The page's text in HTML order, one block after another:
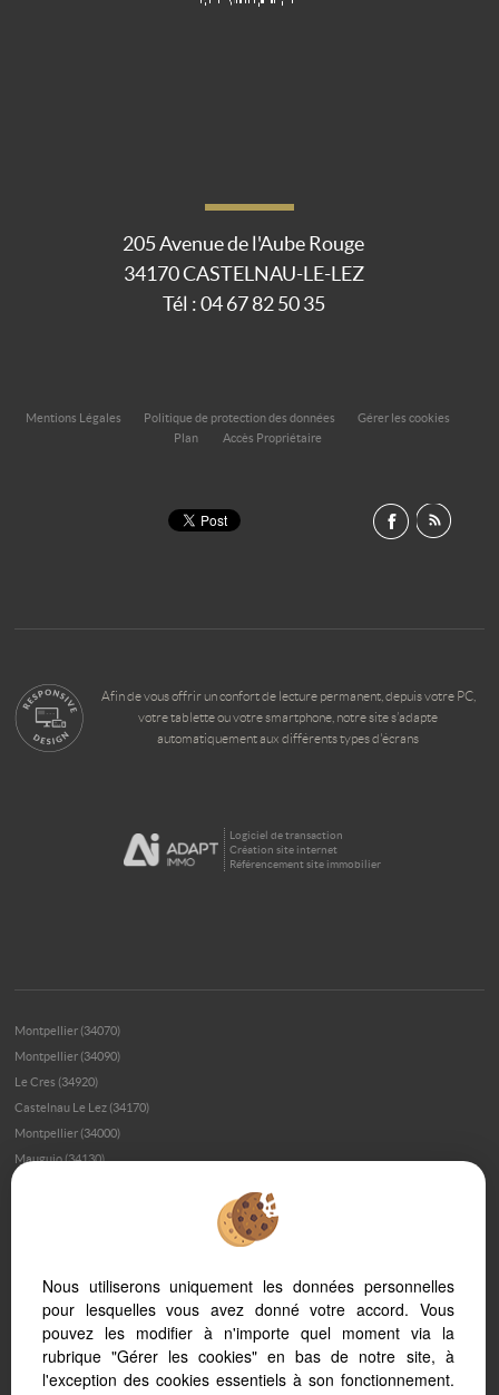
205 Avenue de l'Aube Rouge
34170CASTELNAU-LE-LEZ
Tél :04 67 82 50 35
Mentions Légales Politique de protection des données
Gérer les cookies
Plan
Accès Propriétaire
Afin de vous offrir un confort de lecture permanent, depuis votre PC,
votre tablette ou votre smartphone, notre site s’adapte
automatiquement aux différents types d'écrans
Logiciel de transaction
Création site internet
Référencement site immobilier
Montpellier (34070)
Montpellier (34090)
Le Cres (34920)
Castelnau Le Lez (34170)
Montpellier (34000)
Mauguio (34130)
Lattes (34970)
Beaulieu (34160)
La Grande-motte (34280)
Uzes (30700)
Jacou (34830)
Nous utiliserons uniquement les données personnelles
pour lesquelles vous avez donné votre accord. Vous
pouvez les modifier à n'importe quel moment via la
rubrique "Gérer les cookies" en bas de notre site, à
l'exception des cookies essentiels à son fonctionnement.